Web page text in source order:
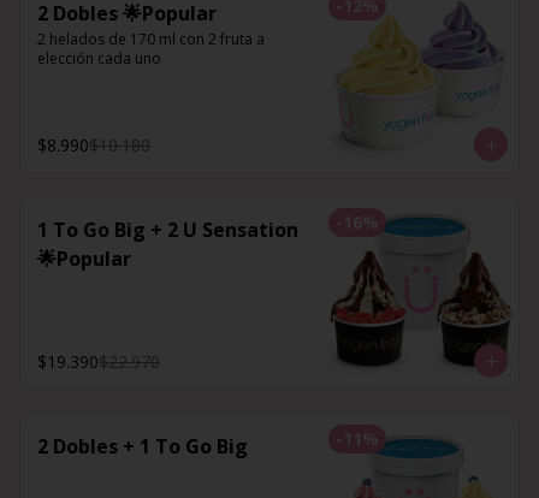
-12%
2 Dobles 🌟Popular
2 helados de 170 ml con 2 fruta a
elección cada uno
$8.990$10.180
-16%
1 To Go Big + 2 U Sensation
🌟Popular
$19.390$22.970
-11 %
2 Dobles + 1 To Go Big